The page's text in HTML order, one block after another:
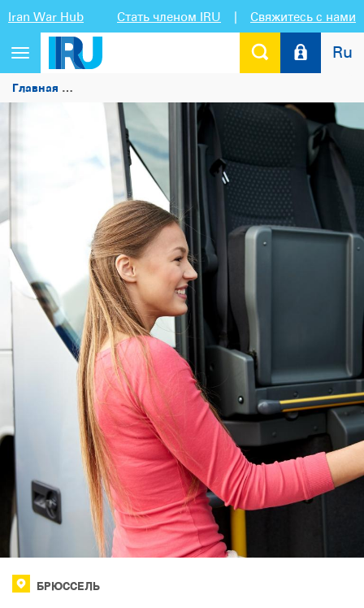
Iran War Hub Стать членом IRU | Свяжитесь с нами
Переключить
навигацию
Ru
Главная
БРЮССЕЛЬ